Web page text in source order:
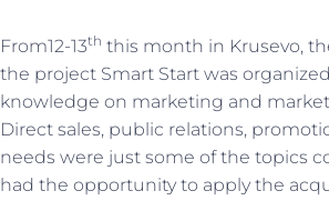
From12-13th this month in Krusevo,
the project Smart Start was
knowledge on marketing and
Direct sales, public relations,
needs were just some of the topics
had the opportunity to apply the